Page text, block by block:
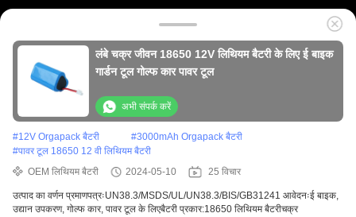
लंबे चक्र जीवन 18650 12V लिथियम बैटरी के लिए ई बाइक
गार्डन टूल गोल्फ कार पावर टूल
अभी संपर्क करें
#12V Orgapack बैटरी #3000mAh Orgapack बैटरी
#पावर टूल 18650 12 वी लिथियम बैटरी
OEM लिथियम बैटरी
2024-05-10 25 विचार
उत्पाद का वर्णन प्रमाणपत्रःUN38.3/MSDS/UL/UN38.3/BIS/GB31241 आवेदनःई बाइक,
उद्यान उपकरण, गोल्फ कार, पावर टूल के लिएबैटरी प्रकार:18650 लिथियम बैटरीचक्र